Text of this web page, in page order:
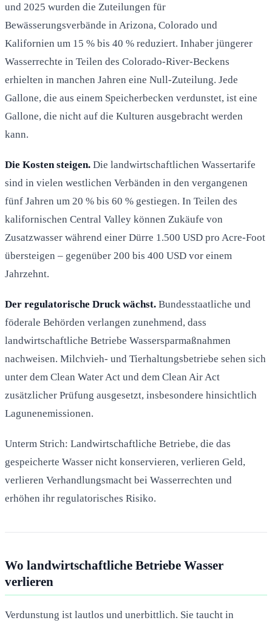
und 2025 wurden die Zuteilungen für
Bewässerungsverbände in Arizona, Colorado und
Kalifornien um 15 % bis 40 % reduziert. Inhaber jüngerer
Wasserrechte in Teilen des Colorado-River-Beckens
erhielten in manchen Jahren eine Null-Zuteilung. Jede
Gallone, die aus einem Speicherbecken verdunstet, ist eine
Gallone, die nicht auf die Kulturen ausgebracht werden
kann.
Die Kosten steigen. Die landwirtschaftlichen Wassertarife
sind in vielen westlichen Verbänden in den vergangenen
fünf Jahren um 20 % bis 60 % gestiegen. In Teilen des
kalifornischen Central Valley können Zukäufe von
Zusatzwasser während einer Dürre 1.500 USD pro Acre-Foot
übersteigen – gegenüber 200 bis 400 USD vor einem
Jahrzehnt.
Der regulatorische Druck wächst. Bundesstaatliche und
föderale Behörden verlangen zunehmend, dass
landwirtschaftliche Betriebe Wassersparmaßnahmen
nachweisen. Milchvieh- und Tierhaltungsbetriebe sehen sich
unter dem Clean Water Act und dem Clean Air Act
zusätzlicher Prüfung ausgesetzt, insbesondere hinsichtlich
Lagunenemissionen.
Unterm Strich: Landwirtschaftliche Betriebe, die das
gespeicherte Wasser nicht konservieren, verlieren Geld,
verlieren Verhandlungsmacht bei Wasserrechten und
erhöhen ihr regulatorisches Risiko.
Wo landwirtschaftliche Betriebe Wasser
verlieren
Verdunstung ist lautlos und unerbittlich. Sie taucht in